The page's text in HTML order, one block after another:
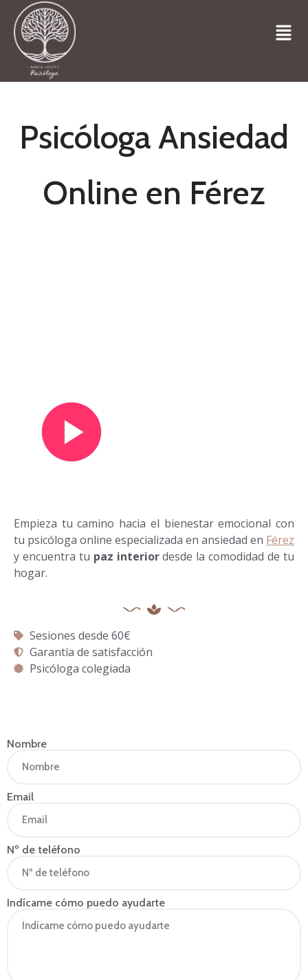
Psicóloga Ansiedad
Online en Férez
Empieza tu camino hacia el bienestar emocional con
tu psicóloga online especializada en ansiedad en Férez
y encuentra tu paz interiordesde la comodidad de tu
hogar.
Sesiones desde 60€
Garantía de satisfacción
Psicóloga colegiada
Nombre
Email
Nº de teléfono
Indícame cómo puedo ayudarte